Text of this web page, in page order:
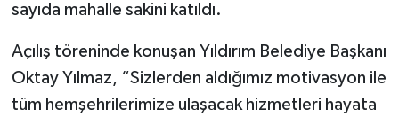
sayıda mahalle sakini katıldı.
Açılış töreninde konuşan Yıldırım Belediye Başkanı
Oktay Yılmaz, “Sizlerden aldığımız motivasyon ile
tüm hemşehrilerimize ulaşacak hizmetleri hayata